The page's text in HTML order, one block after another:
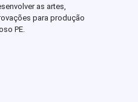
as artes,
para produção
PE.